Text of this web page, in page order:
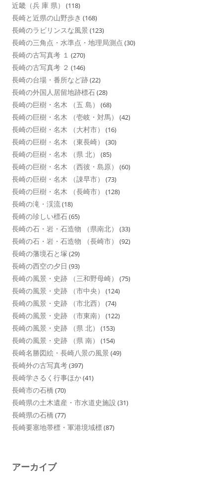
近畿（兵 庫 県） (118)
長崎と近県の山野歩き (168)
長崎のラビリンスな風景 (123)
長崎の三角点・水準点・地理局測点 (30)
長崎の古写真考 １ (270)
長崎の古写真考 ２ (146)
長崎の台場・番所など跡(22)
長崎の外国人居留地跡標石(28)
長崎の巨樹・名木 （五 島） (68)
長崎の巨樹・名木 （壱岐・対馬） (42)
長崎の巨樹・名木 （大村市） (16)
長崎の巨樹・名木 （東長崎） (30)
長崎の巨樹・名木 （県 北） (85)
長崎の巨樹・名木 （西彼・島原） (60)
長崎の巨樹・名木 （諌早市） (73)
長崎の巨樹・名木 （長崎市） (128)
長崎の滝・渓流(18)
長崎の珍しい標石(65)
長崎の石・岩・石造物 （県南北） (33)
長崎の石・岩・石造物 （長崎市） (92)
長崎の藩境石と塚 (29)
長崎の西空の夕日 (93)
長崎の風景・史跡 （三和野母崎） (75)
長崎の風景・史跡 （市中央） (124)
長崎の風景・史跡 （市北西） (74)
長崎の風景・史跡 （市東南） (122)
長崎の風景・史跡 （県 北） (153)
長崎の風景・史跡 （県 南） (154)
長崎名勝図絵・長崎八景の風景 (49)
長崎外の古写真考(397)
長崎学さるく行事ほか(41)
長崎市の石橋 (70)
長崎県の土木遺産・市水道史施設 (31)
長崎県の石橋 (77)
長崎要塞地帯標・軍港境域標(87)
アーカイブ